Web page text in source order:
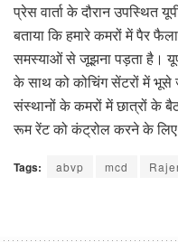
प्रेस वार्ता के दौरान उपस्थित
बताया कि हमारे कमरों में पैर
समस्याओं से जूझना पड़ता है।
के साथ को कोचिंग सेंटरों में भूसे
संस्थानों के कमरों में छात्रों के
रूम रेंट को कंट्रोल करने के लिए
Tags: abvp mcd